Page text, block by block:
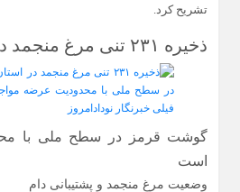
تشریح کرد.
ذخیره ۲۳۱ تنی مرغ منجمد در استان ایلام
گوشت قرمز در سطح ملی با
است
وضعیت مرغ منجمد و پشتیبانی دام